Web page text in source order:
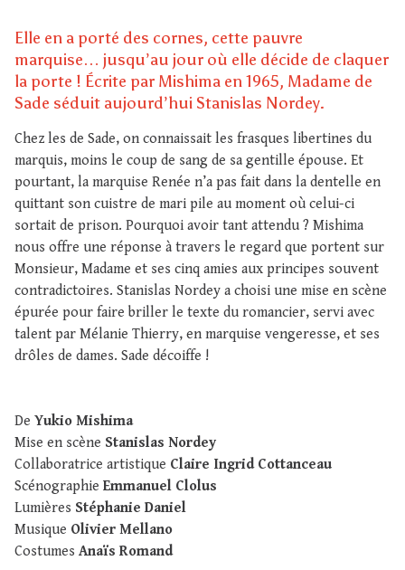
Elle en a porté des cornes, cette pauvre
marquise… jusqu’au jour où elle décide de claquer
la porte ! Écrite par Mishima en 1965, Madame de
Sade séduit aujourd’hui Stanislas Nordey.
Chez les de Sade, on connaissait les frasques libertines du
marquis, moins le coup de sang de sa gentille épouse. Et
pourtant, la marquise Renée n’a pas fait dans la dentelle en
quittant son cuistre de mari pile au moment où celui-ci
sortait de prison. Pourquoi avoir tant attendu ? Mishima
nous offre une réponse à travers le regard que portent sur
Monsieur, Madame et ses cinq amies aux principes souvent
contradictoires. Stanislas Nordey a choisi une mise en scène
épurée pour faire briller le texte du romancier, servi avec
talent par Mélanie Thierry, en marquise vengeresse, et ses
drôles de dames. Sade décoiffe !
De Yukio Mishima
Mise en scène Stanislas Nordey
Collaboratrice artistique Claire Ingrid Cottanceau
Scénographie Emmanuel Clolus
Lumières Stéphanie Daniel
Musique Olivier Mellano
Costumes Anaïs Romand